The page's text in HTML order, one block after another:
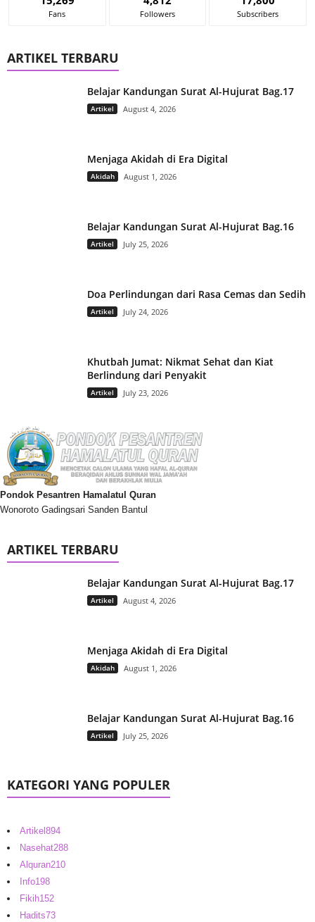
Fans Followers Subscribers
ARTIKEL TERBARU
Belajar Kandungan Surat Al-Hujurat Bag.17
Artikel August 4, 2026
Menjaga Akidah di Era Digital
Akidah August 1, 2026
Belajar Kandungan Surat Al-Hujurat Bag.16
Artikel July 25, 2026
Doa Perlindungan dari Rasa Cemas dan Sedih
Artikel July 24, 2026
Khutbah Jumat: Nikmat Sehat dan Kiat
Berlindung dari Penyakit
Artikel July 23, 2026
Pondok Pesantren Hamalatul Quran
Wonoroto Gadingsari Sanden Bantul
ARTIKEL TERBARU
Belajar Kandungan Surat Al-Hujurat Bag.17
Artikel August 4, 2026
Menjaga Akidah di Era Digital
Akidah August 1, 2026
Belajar Kandungan Surat Al-Hujurat Bag.16
Artikel July 25, 2026
KATEGORI YANG POPULER
Artikel 894
Nasehat288
Alquran210
Info198
Fikih152
Hadits73